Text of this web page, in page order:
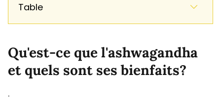
Table
Qu'est-ce que l'ashwagandha
et quels sont ses bienfaits?
.